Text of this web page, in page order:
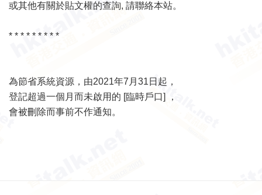
或其他有關於貼文權的查詢, 請聯絡本站。
* * * * * * * * *
為節省系統資源，由2021年7月31日起，
登記超過一個月而未啟用的 [臨時戶口] ，
會被刪除而事前不作通知。